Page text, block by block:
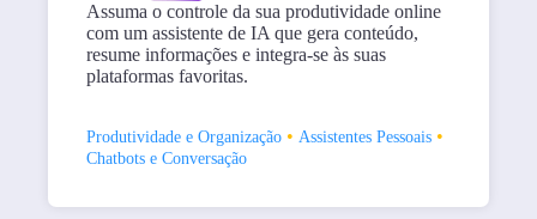
Assuma o controle da sua produtividade online
com um assistente de IA que gera conteúdo,
resume informações e integra-se às suas
plataformas favoritas.
Produtividade e Organização • Assistentes Pessoais •
Chatbots e Conversação